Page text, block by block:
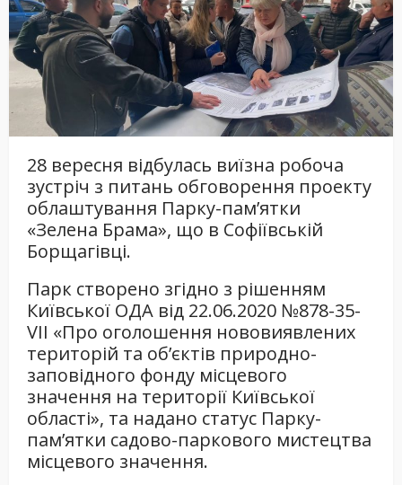
28 вересня відбулась виїзна робоча
зустріч з питань обговорення проекту
облаштування Парку-пам’ятки
«Зелена Брама», що в Софіївській
Борщагівці.
Парк створено згідно з рішенням
Київської ОДА від 22.06.2020 №878-35-
VII «Про оголошення нововиявлених
територій та об’єктів природно-
заповідного фонду місцевого
значення на території Київської
області», та надано статус Парку-
пам’ятки садово-паркового мистецтва
місцевого значення.